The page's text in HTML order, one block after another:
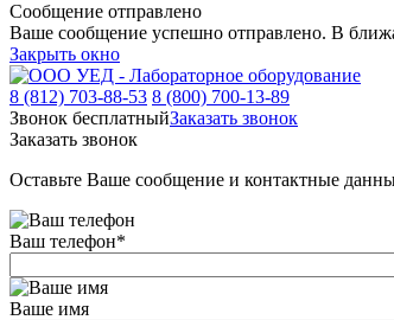
Сообщение отправлено
Ваше сообщение успешно отправлено. В
Закрыть окно
8 (812) 703-88-53 8 (800) 700-13-89
Звонок бесплатныйЗаказать звонок
Заказать звонок
Оставьте Ваше сообщение и контактные
Ваш телефон*
Ваше имя